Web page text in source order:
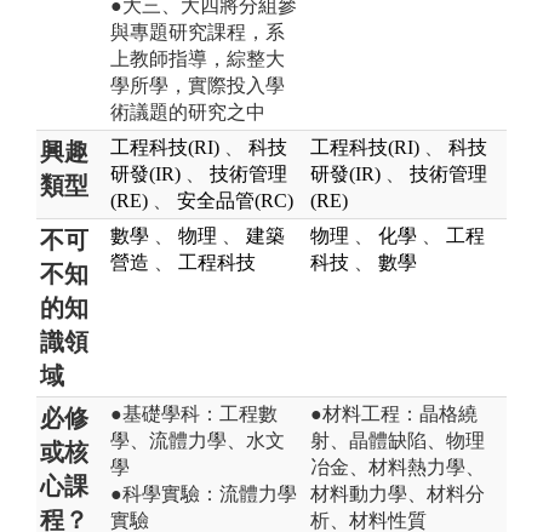
●大三、大四將分組參
與專題研究課程，系
上教師指導，綜整大
學所學，實際投入學
術議題的研究之中
興趣
類型
工程科技(RI)
科技
研發(IR)
技術管理
(RE)
安全品管(RC)
工程科技(RI)
科技
研發(IR)
技術管理
(RE)
不可
不知
的知
識領
域
數學 物理
建築
營造
工程科技
物理 化學
工程
科技
數學
必修
或核
心課
程？
●基礎學科：工程數
學、流體力學、水文
學
●科學實驗：流體力學
實驗
●材料工程：晶格繞
射、晶體缺陷、物理
冶金、材料熱力學、
材料動力學、材料分
析、材料性質